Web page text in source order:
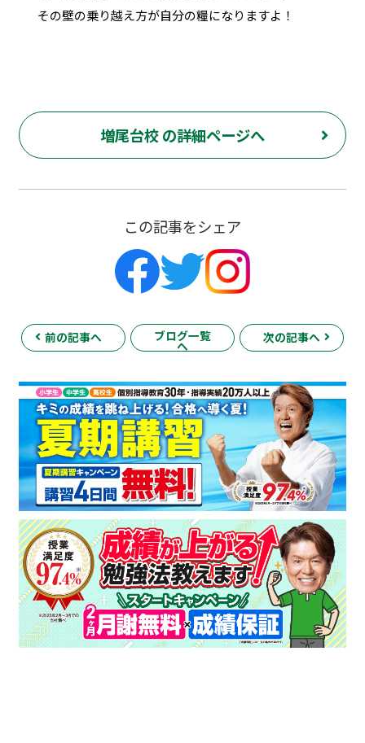
その壁の乗り越え方が自分の糧になりますよ！
増尾台校 の詳細ページへ
この記事をシェア
前の記事へ ブログ一覧
へ
次の記事へ